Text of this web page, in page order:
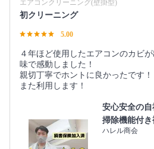
エアコンクリーニング(壁掛型)
初クリーニング
5.00
４年ほど使用したエアコンのカビ
味で感動しました！
親切丁寧でホントに良かったです！
また利用します！
安心安全の自
掃除機能付き
ハレル商会